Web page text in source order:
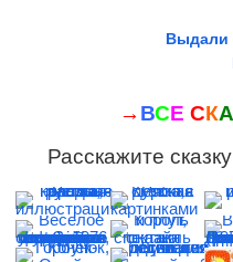
Выдали
→ ВСЕ СКА
Расскажите